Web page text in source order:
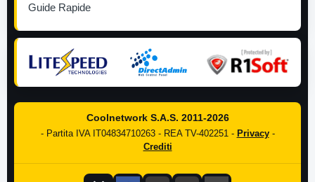
Guide Rapide
Coolnetwork S.A.S. 2011-2026
- Partita IVA IT04834710263 - REA TV-402251 - Privacy-
Crediti